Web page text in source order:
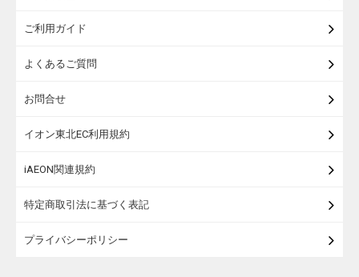
ご利用ガイド
よくあるご質問
お問合せ
イオン東北EC利用規約
iAEON関連規約
特定商取引法に基づく表記
プライバシーポリシー